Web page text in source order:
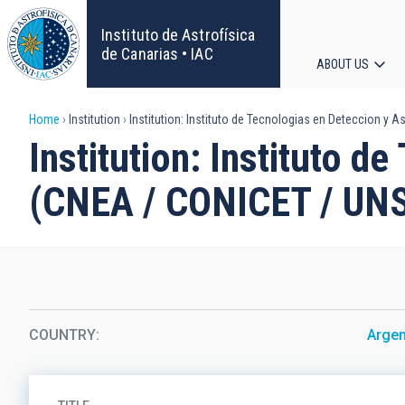
Skip
to
main
content
Instituto de Astrofísica
de Canarias • IAC
ABOUT US
Breadcrumb
Home Institution Institution: Instituto de Tecnologias en Deteccion y
Institution: Instituto de
(CNEA / CONICET /
COUNTRY